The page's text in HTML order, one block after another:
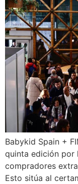
Babykid Spain +
quinta edición por
compradores
Esto sitúa al